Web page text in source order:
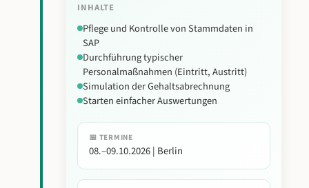
INHALTE
Pflege und Kontrolle von Stammdaten in
SAP
Durchführung typischer
Personalmaßnahmen (Eintritt, Austritt)
Simulation der Gehaltsabrechnung
Starten einfacher Auswertungen
📅 TERMINE
08.–09.10.2026 | Berlin